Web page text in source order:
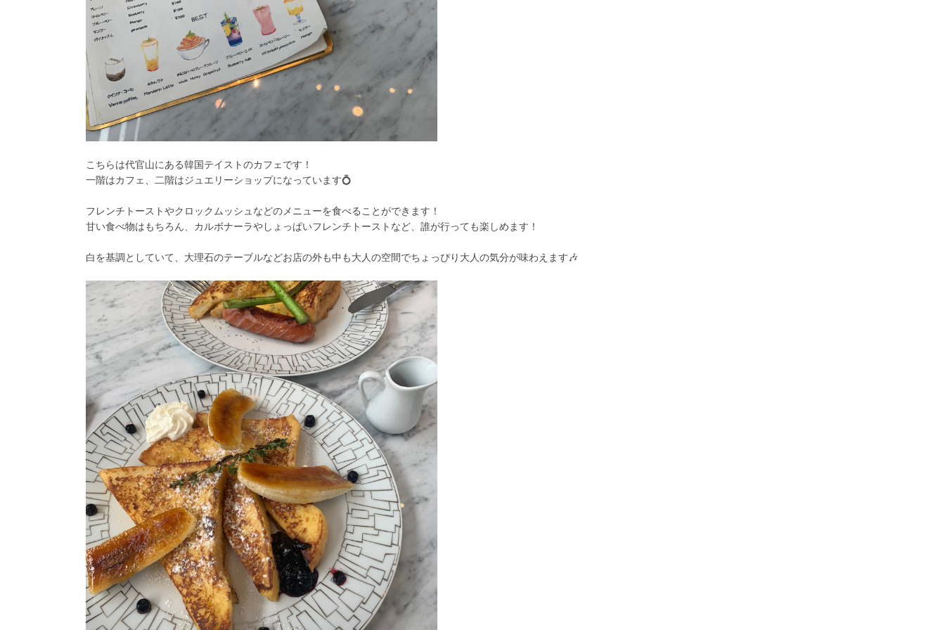
こちらは代官山にある韓国テイストのカフェです！
一階はカフェ、二階はジュエリーショップになっています💍
フレンチトーストやクロックムッシュなどのメニューを食べることができます！
甘い食べ物はもちろん、カルボナーラやしょっぱいフレンチトーストなど、誰が行っても楽しめます！
白を基調としていて、大理石のテーブルなどお店の外も中も大人の空間でちょっぴり大人の気分が味わえます🎶